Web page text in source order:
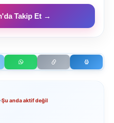
Takip Et →
Şu anda aktif değil